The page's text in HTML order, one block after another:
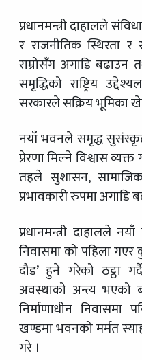
प्रधानमन्त्री दाहालले
र राजनीतिक स्थिरता
राम्रोसँग अगाडि
समृद्धिको राष्ट्रिय
सरकारले सक्रिय भूमिका
नयाँ भवनले समृद्ध
प्रेरणा मिल्ने विश्वास
तहले सुशासन, सामाजिक
प्रभावकारी रुपमा अगाडि
प्रधानमन्त्री दाहालले
निवासमा को पहिला गएर
दौड’ हुने गरेको ठट्ठा
अवस्थाको अन्त्य भएको
निर्माणाधीन निवासमा
खण्डमा भवनको मर्मत
गरे ।